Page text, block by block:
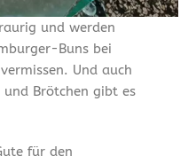
und werden
Buns bei
Und auch
Brötchen gibt es
für den